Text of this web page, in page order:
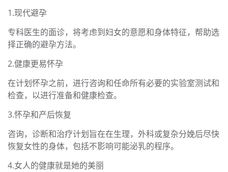
1.现代避孕
专科医生的面诊，将考虑到妇女的意愿和身体特征，帮助选
择正确的避孕方法。
2.健康更易怀孕
在计划怀孕之前，进行咨询和任命所有必要的实验室测试和
检查，以进行准备和健康检查。
3.怀孕和产后恢复
咨询，诊断和治疗计划旨在在生理，外科或复杂分娩后尽快
恢复女性的身体，包括不影响可能泌乳的程序。
4.女人的健康就是她的美丽